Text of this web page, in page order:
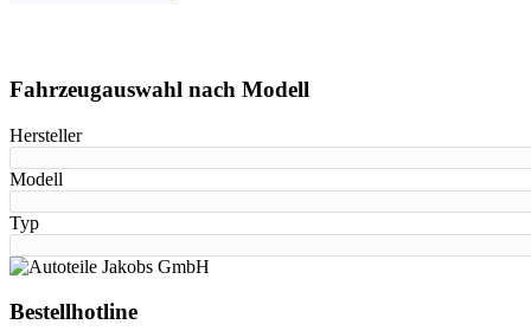
Fahrzeugauswahl nach Modell
Hersteller
Modell
Typ
Bestellhotline